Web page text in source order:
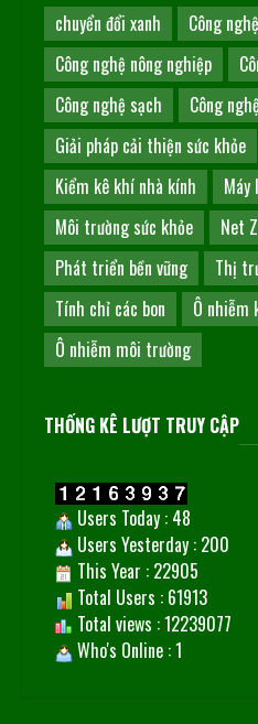
chuyển đổi xanh
Công
Công nghệ nông nghiệp
Công nghệ sạch
Công
Giải pháp cải thiện sức khỏe
Kiểm kê khí nhà kính
Môi trường sức khỏe
Net
Phát triển bền vững
Thị
Tính chỉ các bon
Ô nhiễm
Ô nhiễm môi trường
THỐNG KÊ LƯỢT TRUY CẬP
Users Today : 48
Users Yesterday : 200
This Year : 22905
Total Users : 61913
Total views : 12239077
Who's Online : 1